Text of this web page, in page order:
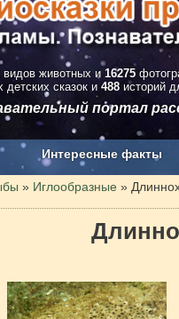
видов животных и 16275
сказок и 488 историй
портал
Интересные факты
рекламы
» Иглообразные »